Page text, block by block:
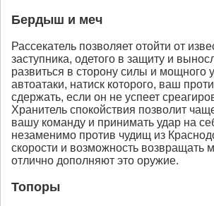
Бердыш и меч
Рассекатель позволяет отойти от
заступника, одетого в защиту и
развиться в сторону силы и мощного
автоатаки, натиск которого, ваш
сдержать, если он не успеет
Хранитель спокойствия позволит
вашу команду и принимать удар на
незаменимо против чудищ из
скорости и возможность возвращать
отлично дополняют это оружие.
Топоры